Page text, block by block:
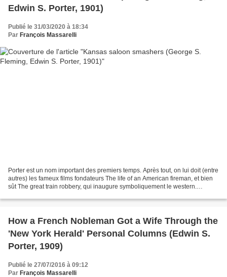
Edwin S. Porter, 1901)
Publié le 31/03/2020 à 18:34
Par François Massarelli
Porter est un nom important des premiers temps. Après tout, on lui doit (entre
autres) les fameux films fondateurs The life of an American fireman, et bien
sût The great train robbery, qui inaugure symboliquement le western.
How a French Nobleman Got a Wife Through the
'New York Herald' Personal Columns (Edwin S.
Porter, 1909)
Publié le 27/07/2016 à 09:12
Par François Massarelli